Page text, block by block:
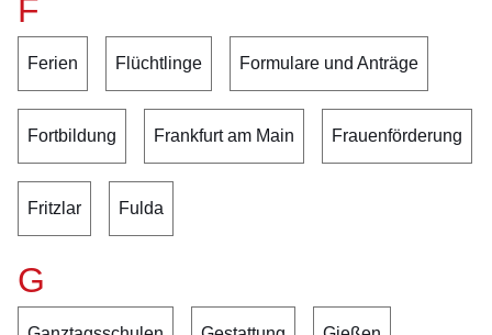
F
Ferien Flüchtlinge Formulare und Anträge
Fortbildung Frankfurt am Main Frauenförderung
Fritzlar Fulda
G